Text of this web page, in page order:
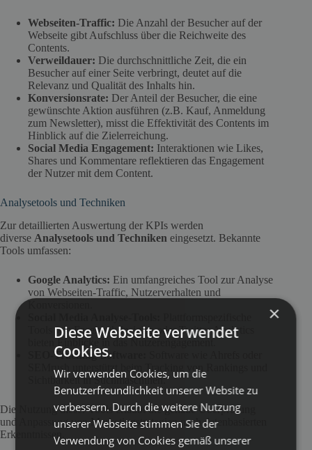
Webseiten-Traffic: Die Anzahl der Besucher auf der
Webseite gibt Aufschluss über die Reichweite des
Contents.
Verweildauer: Die durchschnittliche Zeit, die ein
Besucher auf einer Seite verbringt, deutet auf die
Relevanz und Qualität des Inhalts hin.
Konversionsrate: Der Anteil der Besucher, die eine
gewünschte Aktion ausführen (z.B. Kauf, Anmeldung
zum Newsletter), misst die Effektivität des Contents im
Hinblick auf die Zielerreichung.
Social Media Engagement: Interaktionen wie Likes,
Shares und Kommentare reflektieren das Engagement
der Nutzer mit dem Content.
Analysetools und Techniken
Zur detaillierten Auswertung der KPIs werden
diverse Analysetools und Techniken eingesetzt. Bekannte
Tools umfassen:
Google Analytics: Ein umfangreiches Tool zur Analyse
von Webseiten-Traffic, Nutzerverhalten und
Tools wie Facebook Insights oder Twitter Analytics
SEO-Tracking-Software:
SEMrush unterstützt beim Tracking von Rankings und
Sichtbarkeit in Suchmaschinen.
Die Nutzung dieser Tools erlaubt die genaue Überprüfung
und Anpassung von Marketingstrategien nach datenbasierten
Erkenntnissen.
×
Diese Webseite verwendet
Cookies.
Wir verwenden Cookies, um die
Benutzerfreundlichkeit unserer Website zu
verbessern. Durch die weitere Nutzung
unserer Webseite stimmen Sie der
Verwendung von Cookies gemäß unserer